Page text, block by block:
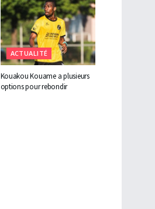
ACTUALITÉ
Kouakou Kouame a plusieurs
options pour rebondir